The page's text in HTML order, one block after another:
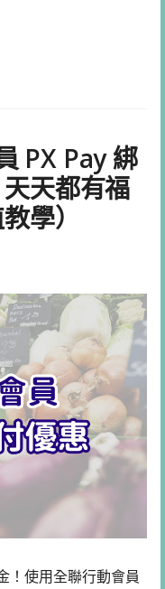
PX Pay 綁
天都有福
學）
！使用全聯行動會員